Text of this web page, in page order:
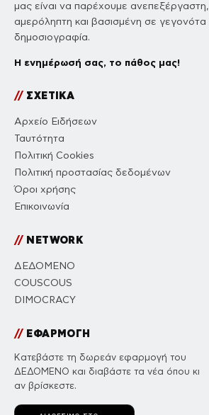
μας είναι να παρέχουμε ανεπεξέργαστη,
αμερόληπτη και βασισμένη σε γεγονότα
δημοσιογραφία.
Η ενημέρωσή σας, το πάθος μας!
//ΣΧΕΤΙΚΑ
Αρχείο Ειδήσεων
Ταυτότητα
Πολιτική Cookies
Πολιτική προστασίας δεδομένων
Όροι χρήσης
Επικοινωνία
//NETWORK
ΔΕΔΟΜΕΝΟ
COUSCOUS
DIMOCRACY
//ΕΦΑΡΜΟΓΗ
Κατεβάστε τη δωρεάν εφαρμογή του
ΔΕΔΟΜΕΝΟ και διαβάστε τα νέα όπου κι
αν βρίσκεστε.